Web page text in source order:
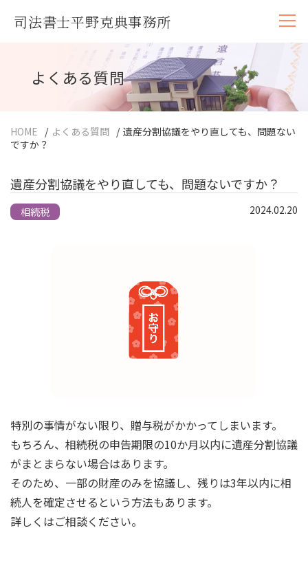
司法書士平野克典事務所
よくある質問
HOME / よくある質問 / 遺産分割協議をやり直しても、問題ない
ですか？
遺産分割協議をやり直しても、問題ないですか？
相続税 2024.02.20
特別の事情がない限り、贈与税がかかってしまいます。
もちろん、相続税の申告期限の10か月以内に遺産分割協議
がまとまらない場合はあります。
そのため、一部の財産のみを協議し、残りは3年以内に相
続人を確定させるという方法もあります。
詳しくはご相談ください。